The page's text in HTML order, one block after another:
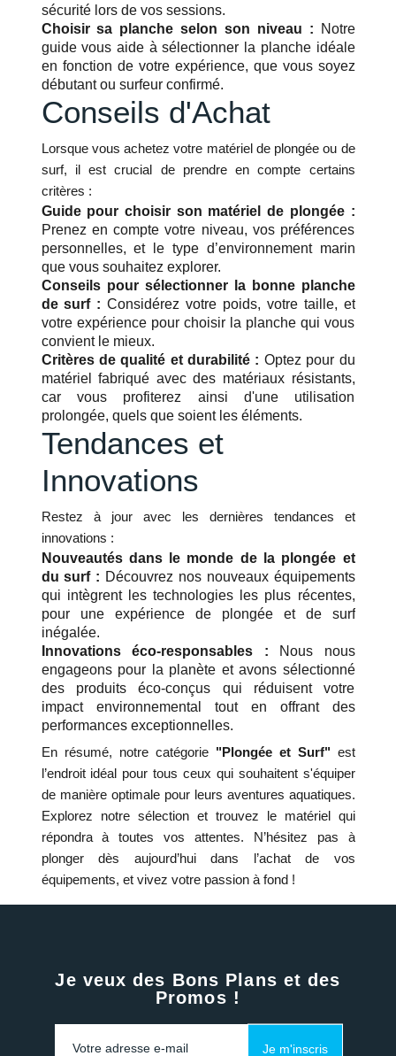
sécurité lors de vos sessions.
Choisir sa planche selon son niveau : Notre
guide vous aide à sélectionner la planche idéale
en fonction de votre expérience, que vous soyez
débutant ou surfeur confirmé.
Conseils d'Achat
Lorsque vous achetez votre matériel de plongée ou de
surf, il est crucial de prendre en compte certains
critères :
Guide pour choisir son matériel de plongée :
Prenez en compte votre niveau, vos préférences
personnelles, et le type d’environnement marin
que vous souhaitez explorer.
Conseils pour sélectionner la bonne planche
de surf : Considérez votre poids, votre taille, et
votre expérience pour choisir la planche qui vous
convient le mieux.
Critères de qualité et durabilité : Optez pour du
matériel fabriqué avec des matériaux résistants,
car vous profiterez ainsi d'une utilisation
prolongée, quels que soient les éléments.
Tendances et
Innovations
Restez à jour avec les dernières tendances et
innovations :
Nouveautés dans le monde de la plongée et
du surf : Découvrez nos nouveaux équipements
qui intègrent les technologies les plus récentes,
pour une expérience de plongée et de surf
inégalée.
Innovations éco-responsables : Nous nous
engageons pour la planète et avons sélectionné
des produits éco-conçus qui réduisent votre
impact environnemental tout en offrant des
performances exceptionnelles.
En résumé, notre catégorie "Plongée et Surf" est
l’endroit idéal pour tous ceux qui souhaitent s'équiper
de manière optimale pour leurs aventures aquatiques.
Explorez notre sélection et trouvez le matériel qui
répondra à toutes vos attentes. N’hésitez pas à
plonger dès aujourd’hui dans l’achat de vos
équipements, et vivez votre passion à fond !
Je veux des Bons Plans et des
Promos !
Je m'inscris